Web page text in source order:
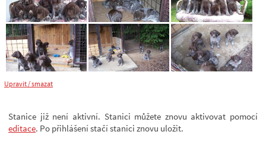
Upravit / smazat
Stanice již není aktivní. Stanici můžete znovu aktivovat pomocí
editace. Po přihlášení stačí stanici znovu uložit.